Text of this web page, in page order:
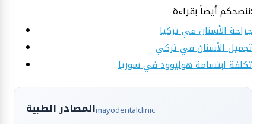
ننصحكم أيضاً بقراءة:
جراحة الأسنان في تركيا
تجميل الأسنان في تركي
تكلفة ابتسامة هوليوود في سوريا
المصادر الطبيةmayodentalclinic